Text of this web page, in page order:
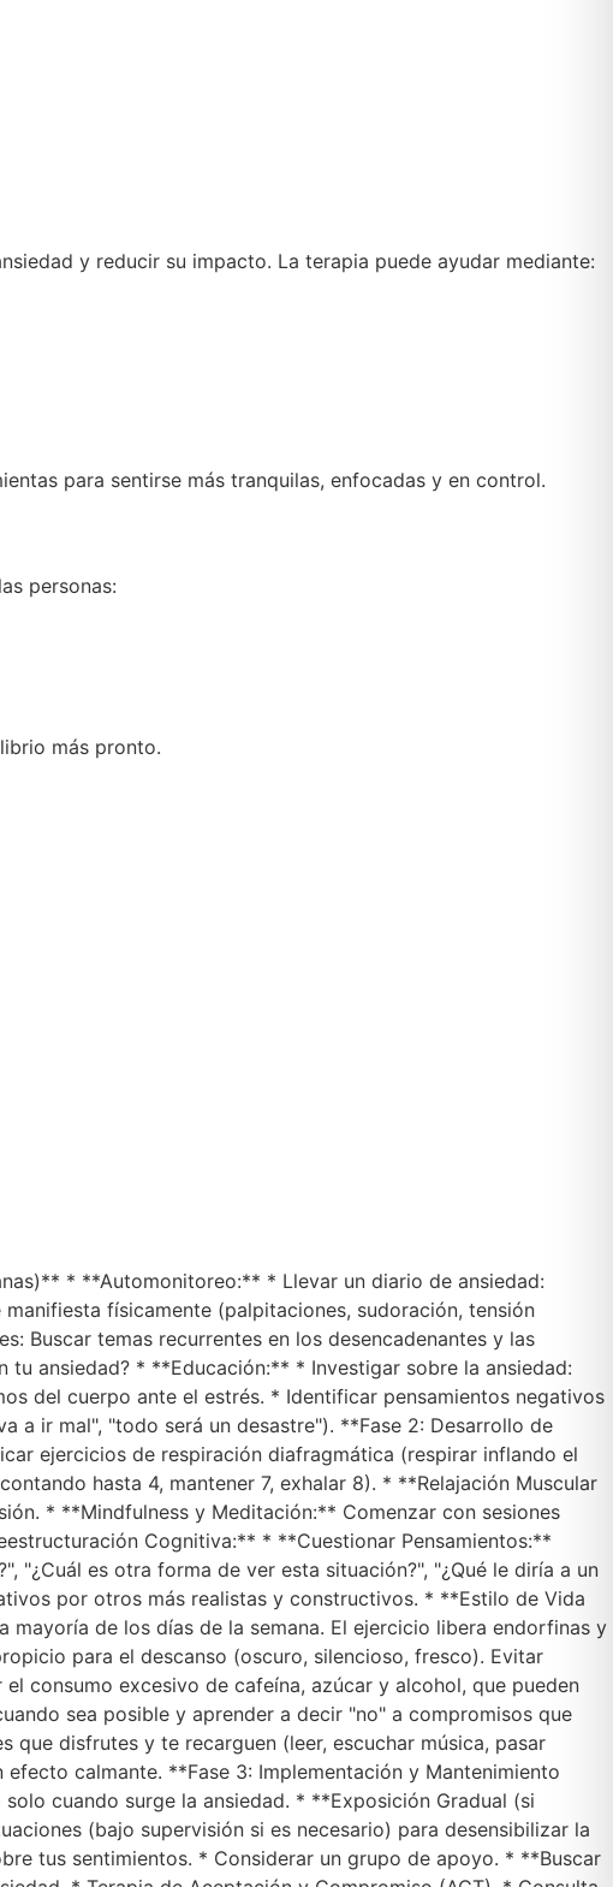
y reducir su impacto. La terapia puede ayudar mediante:
para sentirse más tranquilas, enfocadas y en control.
personas:
más pronto.
* **Automonitoreo:** * Llevar un diario de ansiedad:
físicamente (palpitaciones, sudoración, tensión
Buscar temas recurrentes en los desencadenantes y las
tu ansiedad? * **Educación:** * Investigar sobre la ansiedad:
del cuerpo ante el estrés. * Identificar pensamientos negativos
a ir mal", "todo será un desastre"). **Fase 2: Desarrollo de
ejercicios de respiración diafragmática (respirar inflando el
hasta 4, mantener 7, exhalar 8). * **Relajación Muscular
* **Mindfulness y Meditación:** Comenzar con sesiones
Cognitiva:** * **Cuestionar Pensamientos:**
"¿Cuál es otra forma de ver esta situación?", "¿Qué le diría a un
por otros más realistas y constructivos. * **Estilo de Vida
de los días de la semana. El ejercicio libera endorfinas y
para el descanso (oscuro, silencioso, fresco). Evitar
consumo excesivo de cafeína, azúcar y alcohol, que pueden
sea posible y aprender a decir "no" a compromisos que
disfrutes y te recarguen (leer, escuchar música, pasar
calmante. **Fase 3: Implementación y Mantenimiento
cuando surge la ansiedad. * **Exposición Gradual (si
(bajo supervisión si es necesario) para desensibilizar la
tus sentimientos. * Considerar un grupo de apoyo. * **Buscar